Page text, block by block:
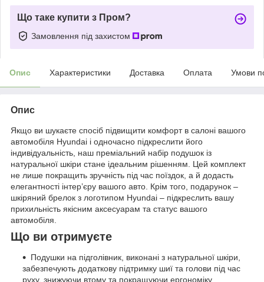
Що таке купити з Пром?
Замовлення під захистом
Опис Характеристики Доставка Оплата Умови
Опис
Якщо ви шукаєте спосіб підвищити комфорт в салоні вашого
автомобіля Hyundai і одночасно підкреслити його
індивідуальність, наш преміальний набір подушок із
натуральної шкіри стане ідеальним рішенням. Цей комплект
не лише покращить зручність під час поїздок, а й додасть
елегантності інтер’єру вашого авто. Крім того, подарунок –
шкіряний брелок з логотипом Hyundai – підкреслить вашу
прихильність якісним аксесуарам та статус вашого
автомобіля.
Що ви отримуєте
Подушки на підголівник, виконані з натуральної шкіри,
забезпечують додаткову підтримку шиї та голови під час
руху, знижуючи втому та покращуючи ергономіку